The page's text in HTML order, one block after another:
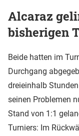
Alcaraz
bisherigen
Beide hatten im
Durchgang
dreieinhalb
seinen Problemen
Stand von 1:1
Turniers: Im